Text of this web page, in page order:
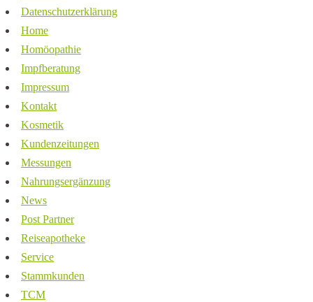
Datenschutzerklärung
Home
Homöopathie
Impfberatung
Impressum
Kontakt
Kosmetik
Kundenzeitungen
Messungen
Nahrungsergänzung
News
Post Partner
Reiseapotheke
Service
Stammkunden
TCM